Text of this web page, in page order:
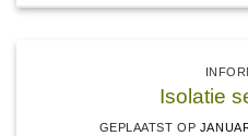
Isolatie
GEPLAATST OP